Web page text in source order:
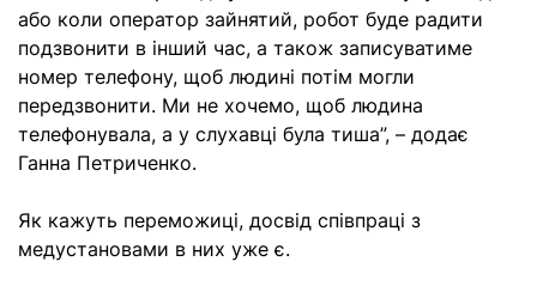
або коли оператор зайнятий, робот буде радити
подзвонити в інший час, а також записуватиме
номер телефону, щоб людині потім могли
передзвонити. Ми не хочемо, щоб людина
телефонувала, а у слухавці була тиша”, – додає
Ганна Петриченко.
Як кажуть переможиці, досвід співпраці з
медустановами в них уже є.